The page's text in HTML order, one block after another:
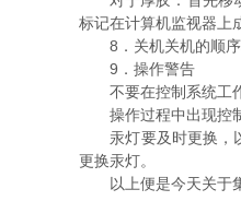
标记在计算机监视器上
8．关机关机的顺序
9．操作警告
不要在控制系统工作
操作过程中出现控制
汞灯要及时更换，以
更换汞灯。
以上便是今天关于集